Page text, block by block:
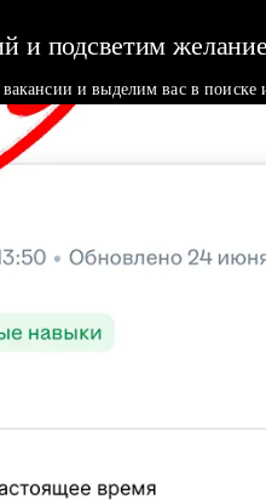
подсветим
и выделим вас в поиске